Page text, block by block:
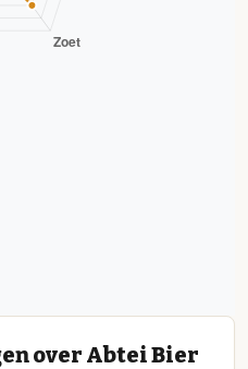
over Abtei Bier